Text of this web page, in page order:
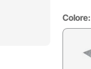
Colore: